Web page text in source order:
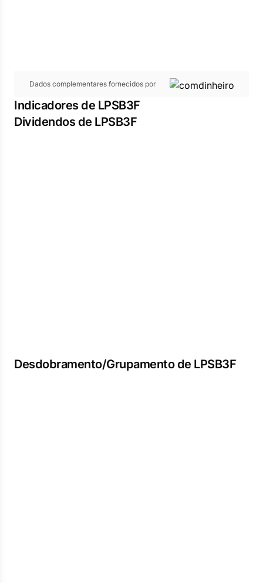
Dados complementares fornecidos por
Indicadores de LPSB3F
Dividendos de LPSB3F
Desdobramento/Grupamento de LPSB3F